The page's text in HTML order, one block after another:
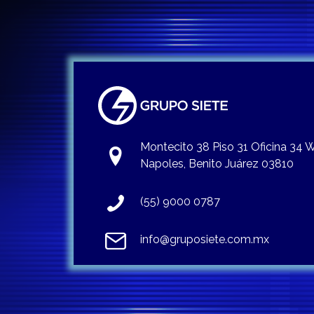
Montecito 38 Piso 31 Oficina 34
Napoles, Benito Juárez 03810
(55) 9000 0787
info@gruposiete.com.mx